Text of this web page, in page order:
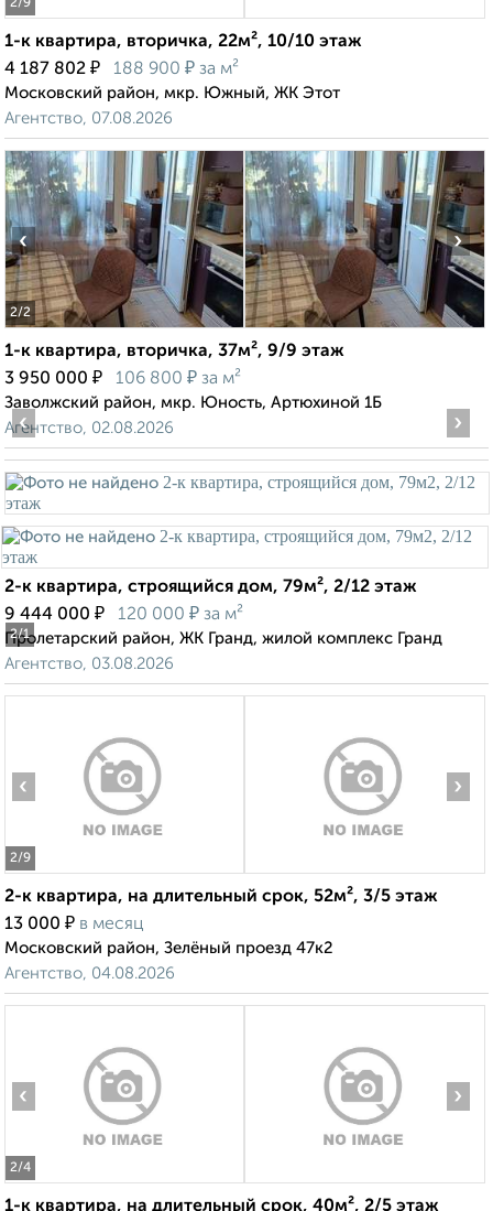
2/9
1-к квартира, вторичка, 22м², 10/10 этаж
4 187 802 ₽ 188 900 ₽ за м²
Московский район, мкр. Южный, ЖК Этот
Агентство, 07.08.2026
2/2
‹ ›
1-к квартира, вторичка, 37м², 9/9 этаж
3 950 000 ₽ 106 800 ₽ за м²
Заволжский район, мкр. Юность, Артюхиной 1Б
Агентство, 02.08.2026
2/1
‹ ›
2-к квартира, строящийся дом, 79м², 2/12 этаж
9 444 000 ₽ 120 000 ₽ за м²
Пролетарский район, ЖК Гранд, жилой комплекс Гранд
Агентство, 03.08.2026
2/9
‹ ›
2-к квартира, на длительный срок, 52м², 3/5 этаж
13 000 ₽ в месяц
Московский район, Зелёный проезд 47к2
Агентство, 04.08.2026
2/4
‹ ›
1-к квартира, на длительный срок, 40м², 2/5 этаж